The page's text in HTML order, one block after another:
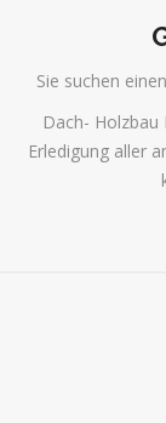
Sie suchen
Dach-
Erledigung aller